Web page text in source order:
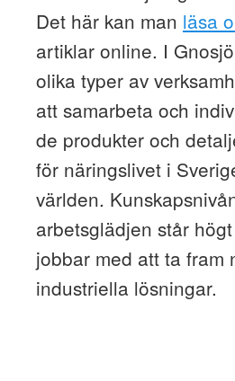
Det här kan man läsa
artiklar online. I
olika typer av
att samarbeta och
de produkter och
för näringslivet i
världen.
arbetsglädjen står
jobbar med att ta fram
industriella lösningar.